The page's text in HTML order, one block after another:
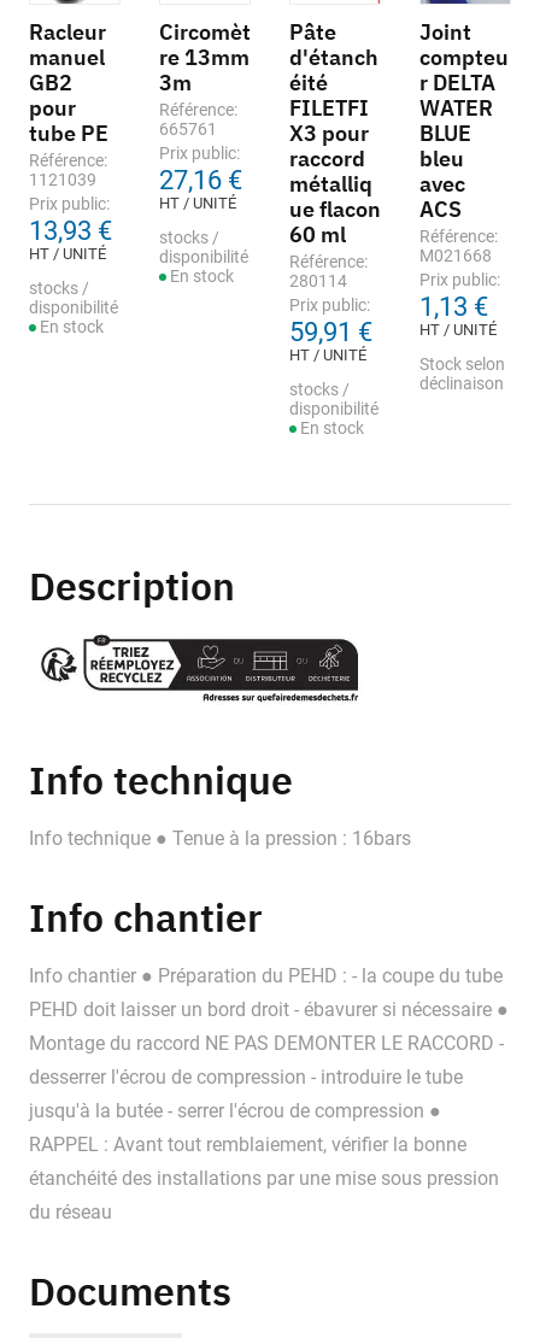
Racleur
manuel
GB2
pour
tube PE
Référence:
1121039
Prix public:
13,93 €
HT / UNITÉ
stocks /
disponibilité
En stock
Circomèt
re 13mm
3m
Référence:
665761
Prix public:
27,16 €
HT / UNITÉ
stocks /
disponibilité
En stock
Pâte
d'étanch
éité
FILETFI
X3 pour
raccord
métalliq
ue flacon
60 ml
Référence:
280114
Prix public:
59,91 €
HT / UNITÉ
stocks /
disponibilité
En stock
Joint
compteu
r DELTA
WATER
BLUE
bleu
avec
ACS
Référence:
M021668
Prix public:
1,13 €
HT / UNITÉ
Stock selon
déclinaison
Description
Info technique
Info technique ● Tenue à la pression : 16bars
Info chantier
Info chantier ● Préparation du PEHD : - la coupe du tube
PEHD doit laisser un bord droit - ébavurer si nécessaire ●
Montage du raccord NE PAS DEMONTER LE RACCORD -
desserrer l'écrou de compression - introduire le tube
jusqu'à la butée - serrer l'écrou de compression ●
RAPPEL : Avant tout remblaiement, vérifier la bonne
étanchéité des installations par une mise sous pression
du réseau
Documents